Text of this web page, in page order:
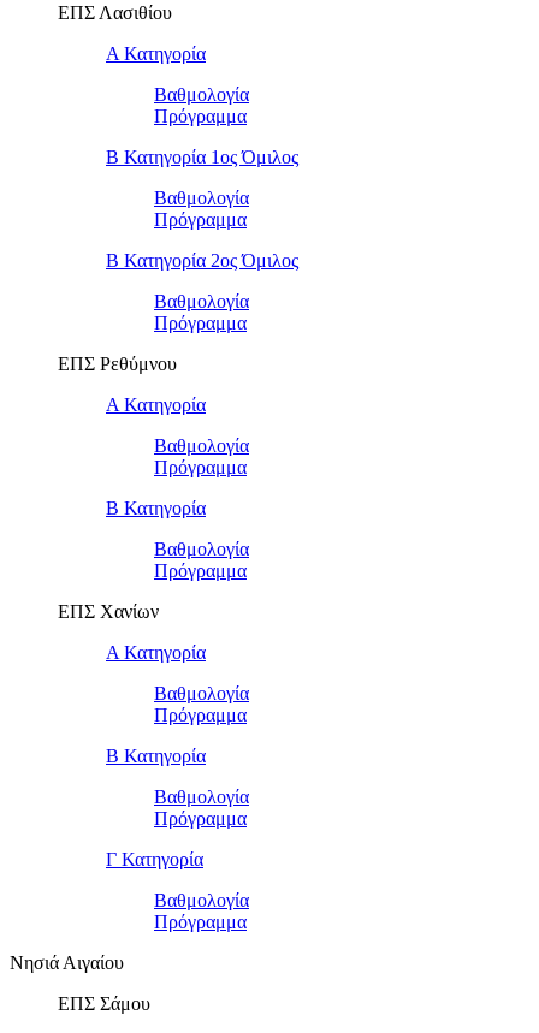
ΕΠΣ Λασιθίου
Α Κατηγορία
Βαθμολογία
Πρόγραμμα
Β Κατηγορία 1ος Όμιλος
Βαθμολογία
Πρόγραμμα
Β Κατηγορία 2ος Όμιλος
Βαθμολογία
Πρόγραμμα
ΕΠΣ Ρεθύμνου
Α Κατηγορία
Βαθμολογία
Πρόγραμμα
Β Κατηγορία
Βαθμολογία
Πρόγραμμα
ΕΠΣ Χανίων
Α Κατηγορία
Βαθμολογία
Πρόγραμμα
Β Κατηγορία
Βαθμολογία
Πρόγραμμα
Γ Κατηγορία
Βαθμολογία
Πρόγραμμα
Νησιά Αιγαίου
ΕΠΣ Σάμου